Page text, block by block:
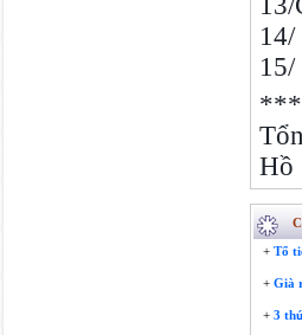
Hồ
+ Tổ
+ Già
+ 3